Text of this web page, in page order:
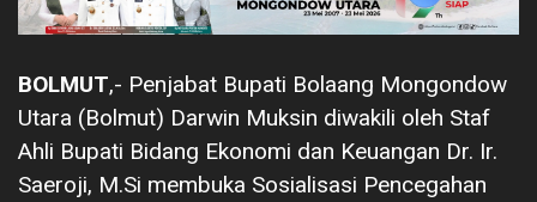
BOLMUT,- Penjabat Bupati Bolaang Mongondow
Utara (Bolmut) Darwin Muksin diwakili oleh Staf
Ahli Bupati Bidang Ekonomi dan Keuangan Dr. Ir.
Saeroji, M.Si membuka Sosialisasi Pencegahan